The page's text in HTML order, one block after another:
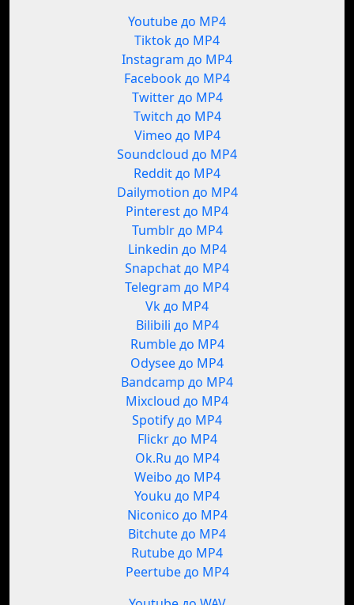
Youtube до MP4
Tiktok до MP4
Instagram до MP4
Facebook до MP4
Twitter до MP4
Twitch до MP4
Vimeo до MP4
Soundcloud до MP4
Reddit до MP4
Dailymotion до MP4
Pinterest до MP4
Tumblr до MP4
Linkedin до MP4
Snapchat до MP4
Telegram до MP4
Vk до MP4
Bilibili до MP4
Rumble до MP4
Odysee до MP4
Bandcamp до MP4
Mixcloud до MP4
Spotify до MP4
Flickr до MP4
Ok.Ru до MP4
Weibo до MP4
Youku до MP4
Niconico до MP4
Bitchute до MP4
Rutube до MP4
Peertube до MP4